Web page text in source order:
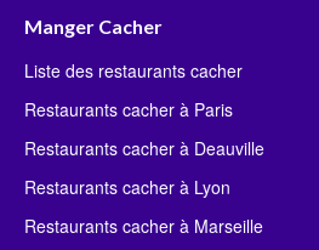
Manger Cacher
Liste des restaurants cacher
Restaurants cacher à Paris
Restaurants cacher à Deauville
Restaurants cacher à Lyon
Restaurants cacher à Marseille